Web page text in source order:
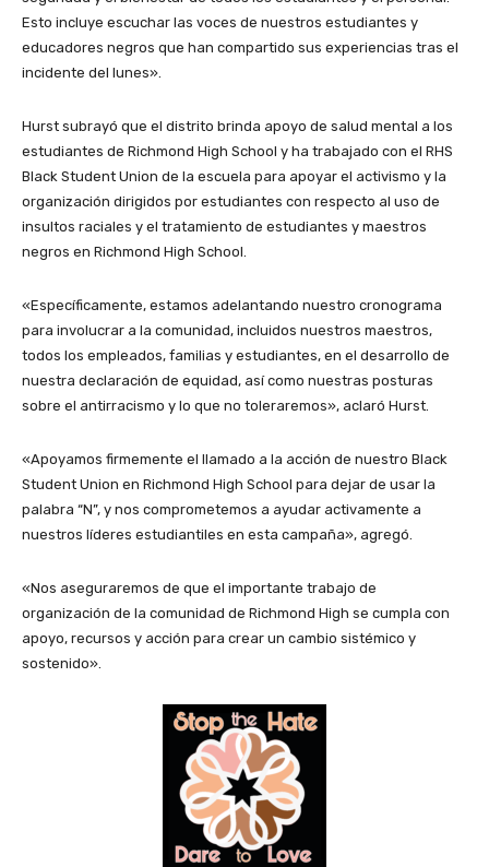
Esto incluye escuchar las voces de nuestros estudiantes y
educadores negros que han compartido sus experiencias tras el
incidente del lunes».
Hurst subrayó que el distrito brinda apoyo de salud mental a los
estudiantes de Richmond High School y ha trabajado con el RHS
Black Student Union de la escuela para apoyar el activismo y la
organización dirigidos por estudiantes con respecto al uso de
insultos raciales y el tratamiento de estudiantes y maestros
negros en Richmond High School.
«Específicamente, estamos adelantando nuestro cronograma
para involucrar a la comunidad, incluidos nuestros maestros,
todos los empleados, familias y estudiantes, en el desarrollo de
nuestra declaración de equidad, así como nuestras posturas
sobre el antirracismo y lo que no toleraremos», aclaró Hurst.
«Apoyamos firmemente el llamado a la acción de nuestro Black
Student Union en Richmond High School para dejar de usar la
palabra “N”, y nos comprometemos a ayudar activamente a
nuestros líderes estudiantiles en esta campaña», agregó.
«Nos aseguraremos de que el importante trabajo de
organización de la comunidad de Richmond High se cumpla con
apoyo, recursos y acción para crear un cambio sistémico y
sostenido».